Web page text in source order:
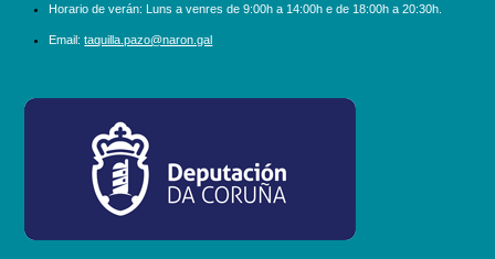
Horario de verán: Luns a venres de 9:00h a 14:00h e de 18:00h a 20:30h.
Email: taquilla.pazo@naron.gal
logo_depcoruna.png